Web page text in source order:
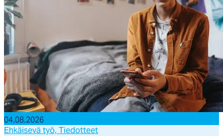
04.08.2026
Ehkäisevä työ, Tiedotteet